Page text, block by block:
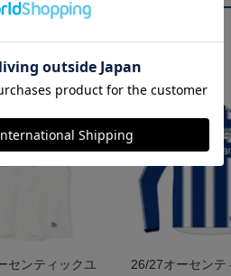
センティックユ
26/27オーセンテ